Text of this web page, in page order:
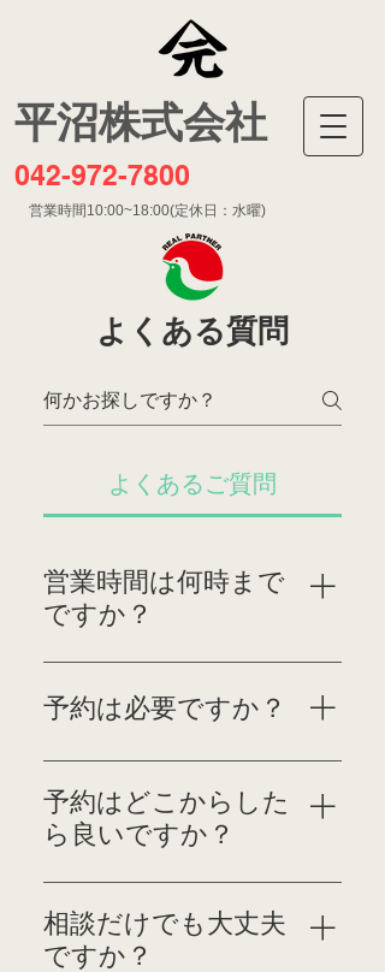
​平沼株式会社
042-972-7800
営業時間10:00~18:00(定休日：水曜)
よくある質問
よくあるご質問
営業時間は何時まで
ですか？
営業時間は10:00から
18:00です。定休日は水
曜日となります。
予約は必要ですか？
ご予約がなくても大丈夫
です。ご予約をいただ
けますとスムーズにご
案内することが可能で
ございます。
予約はどこからした
ら良いですか？
お電話（042-972-7800）
もしくはHPのフォーム
よりご予約ください。
相談だけでも大丈夫
ですか？